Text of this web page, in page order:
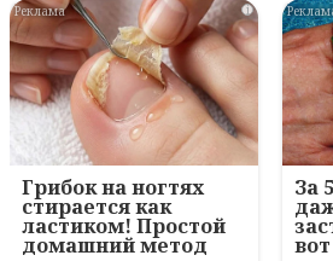
i
Грибок на ногтях
стирается как
ластиком! Простой
домашний метод
За